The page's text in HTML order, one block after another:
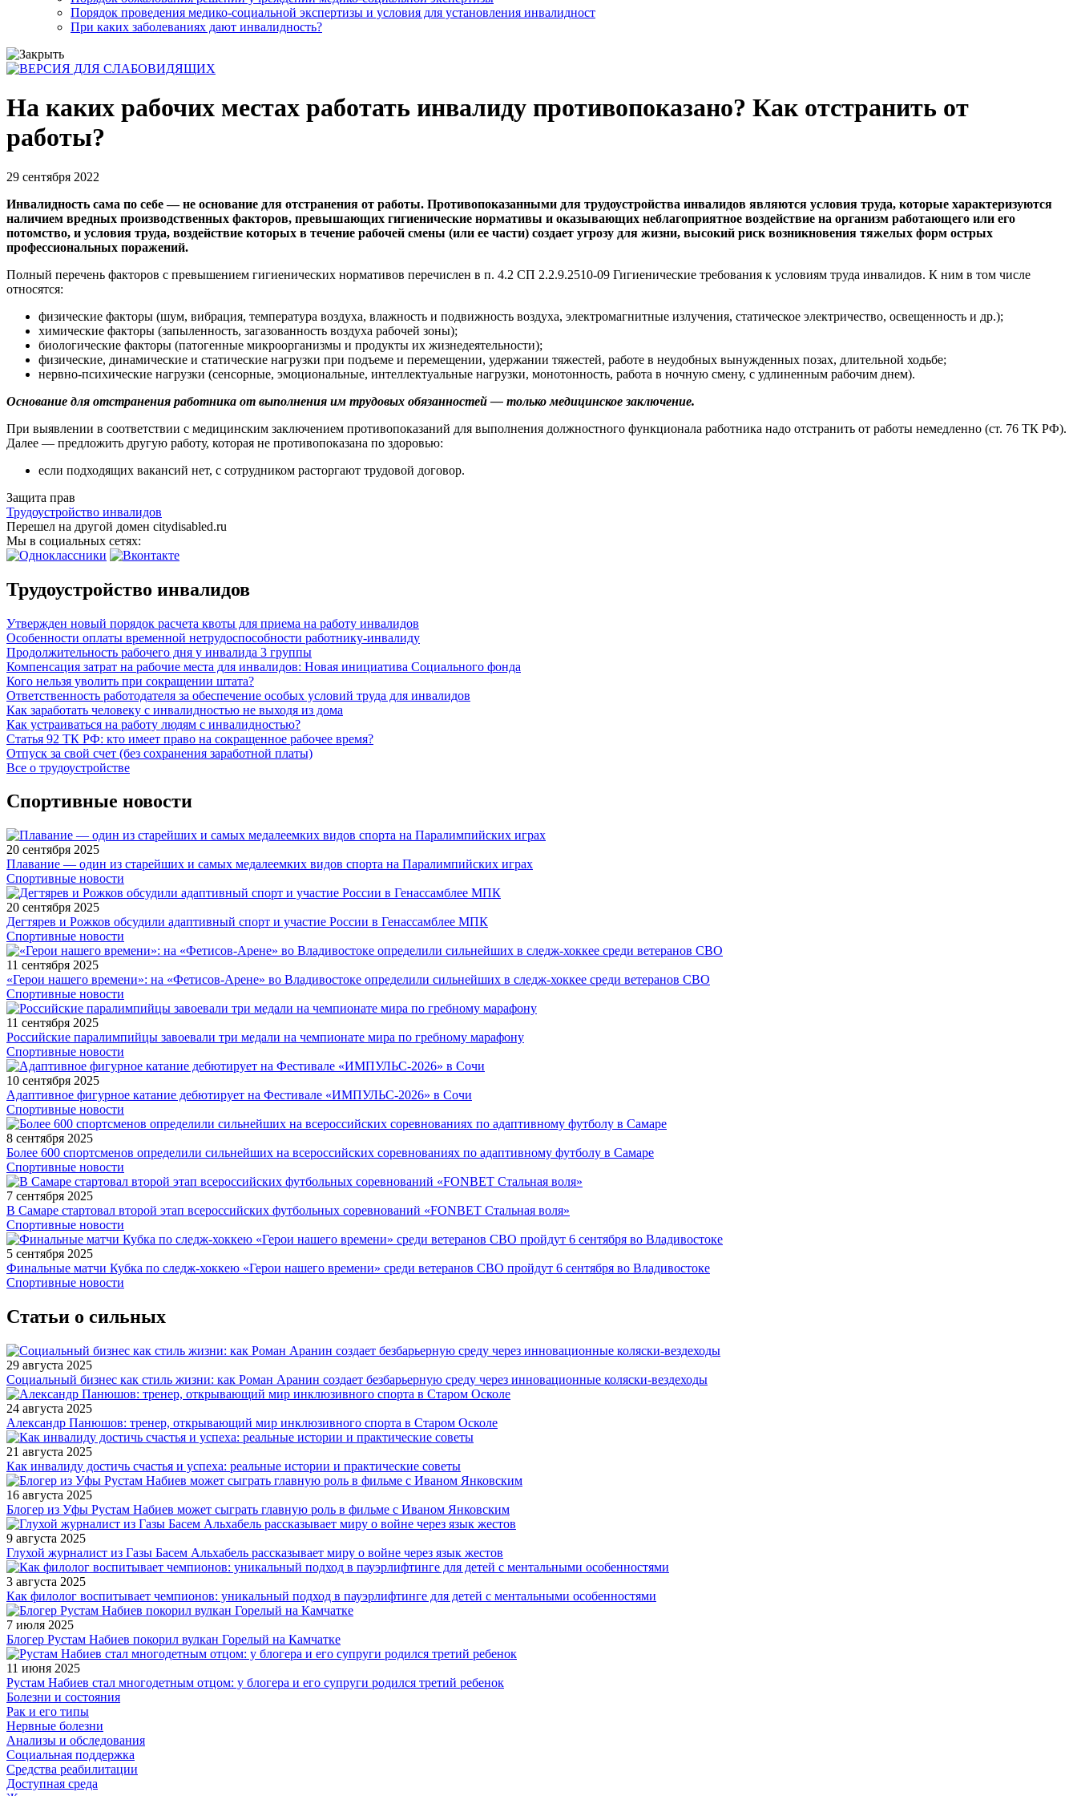
Порядок проведения медико-социальной экспертизы и условия для установления инвалидност
При каких заболеваниях дают инвалидность?
На каких рабочих местах работать инвалиду противопоказано? Как отстранить от
работы?
29 сентября 2022
Инвалидность сама по себе — не основание для отстранения от работы. Противопоказанными для трудоустройства инвалидов являются условия труда, которые характеризуются
наличием вредных производственных факторов, превышающих гигиенические нормативы и оказывающих неблагоприятное воздействие на организм работающего или его
потомство, и условия труда, воздействие которых в течение рабочей смены (или ее части) создает угрозу для жизни, высокий риск возникновения тяжелых форм острых
профессиональных поражений.
Полный перечень факторов с превышением гигиенических нормативов перечислен в п. 4.2 СП 2.2.9.2510-09 Гигиенические требования к условиям труда инвалидов. К ним в том числе
относятся:
физические факторы (шум, вибрация, температура воздуха, влажность и подвижность воздуха, электромагнитные излучения, статическое электричество, освещенность и др.);
химические факторы (запыленность, загазованность воздуха рабочей зоны);
биологические факторы (патогенные микроорганизмы и продукты их жизнедеятельности);
физические, динамические и статические нагрузки при подъеме и перемещении, удержании тяжестей, работе в неудобных вынужденных позах, длительной ходьбе;
нервно-психические нагрузки (сенсорные, эмоциональные, интеллектуальные нагрузки, монотонность, работа в ночную смену, с удлиненным рабочим днем).
Основание для отстранения работника от выполнения им трудовых обязанностей — только медицинское заключение.
При выявлении в соответствии с медицинским заключением противопоказаний для выполнения должностного функционала работника надо отстранить от работы немедленно (ст. 76 ТК РФ).
Далее — предложить другую работу, которая не противопоказана по здоровью:
если подходящих вакансий нет, с сотрудником расторгают трудовой договор.
Защита прав
Трудоустройство инвалидов
Перешел на другой домен citydisabled.ru
Мы в социальных сетях:
Трудоустройство инвалидов
Утвержден новый порядок расчета квоты для приема на работу инвалидов
Особенности оплаты временной нетрудоспособности работнику-инвалиду
Продолжительность рабочего дня у инвалида 3 группы
Компенсация затрат на рабочие места для инвалидов: Новая инициатива Социального фонда
Кого нельзя уволить при сокращении штата?
Ответственность работодателя за обеспечение особых условий труда для инвалидов
Как заработать человеку с инвалидностью не выходя из дома
Как устраиваться на работу людям с инвалидностью?
Статья 92 ТК РФ: кто имеет право на сокращенное рабочее время?
Отпуск за свой счет (без сохранения заработной платы)
Все о трудоустройстве
Спортивные новости
20 сентября 2025
Плавание — один из старейших и самых медалеемких видов спорта на Паралимпийских играх
Спортивные новости
20 сентября 2025
Дегтярев и Рожков обсудили адаптивный спорт и участие России в Генассамблее МПК
Спортивные новости
11 сентября 2025
«Герои нашего времени»: на «Фетисов-Арене» во Владивостоке определили сильнейших в следж-хоккее среди ветеранов СВО
Спортивные новости
11 сентября 2025
Российские паралимпийцы завоевали три медали на чемпионате мира по гребному марафону
Спортивные новости
10 сентября 2025
Адаптивное фигурное катание дебютирует на Фестивале «ИМПУЛЬС-2026» в Сочи
Спортивные новости
8 сентября 2025
Более 600 спортсменов определили сильнейших на всероссийских соревнованиях по адаптивному футболу в Самаре
Спортивные новости
7 сентября 2025
В Самаре стартовал второй этап всероссийских футбольных соревнований «FONBET Стальная воля»
Спортивные новости
5 сентября 2025
Финальные матчи Кубка по следж-хоккею «Герои нашего времени» среди ветеранов СВО пройдут 6 сентября во Владивостоке
Спортивные новости
Статьи о сильных
29 августа 2025
Социальный бизнес как стиль жизни: как Роман Аранин создает безбарьерную среду через инновационные коляски-вездеходы
24 августа 2025
Александр Панюшов: тренер, открывающий мир инклюзивного спорта в Старом Осколе
21 августа 2025
Как инвалиду достичь счастья и успеха: реальные истории и практические советы
16 августа 2025
Блогер из Уфы Рустам Набиев может сыграть главную роль в фильме с Иваном Янковским
9 августа 2025
Глухой журналист из Газы Басем Альхабель рассказывает миру о войне через язык жестов
3 августа 2025
Как филолог воспитывает чемпионов: уникальный подход в пауэрлифтинге для детей с ментальными особенностями
7 июля 2025
Блогер Рустам Набиев покорил вулкан Горелый на Камчатке
11 июня 2025
Рустам Набиев стал многодетным отцом: у блогера и его супруги родился третий ребенок
Болезни и состояния
Рак и его типы
Нервные болезни
Анализы и обследования
Социальная поддержка
Средства реабилитации
Доступная среда